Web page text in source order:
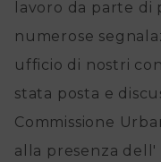
modulistica
Contatti
lavoro da parte
numerose
ufficio di nostri
stata posta e
Commissione
alla presenza dell'